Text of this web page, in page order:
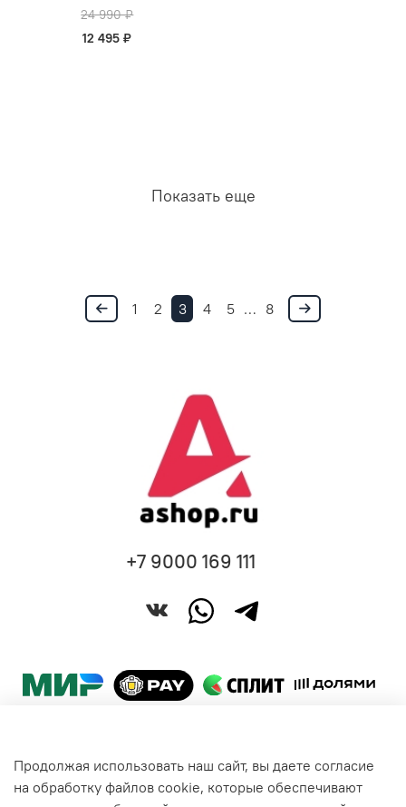
24 990 ₽
12 495 ₽
Показать еще
1 2 3 4 5 … 8
Покупателям
+7 9000 169 111
Продолжая использовать наш сайт, вы даете согласие
на обработку файлов cookie, которые обеспечивают